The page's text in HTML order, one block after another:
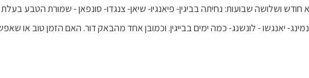
חודש ושלושה שבועות: נחיתה בביגין- פיאנגיו- שיאן- צנגדו- סונפאן - שמורת הטבע בעלת
יאנגשו - לונשנג- כמה ימים בבייגין. וכמובן אחד מהבאק דור. האם הזמן טוב או